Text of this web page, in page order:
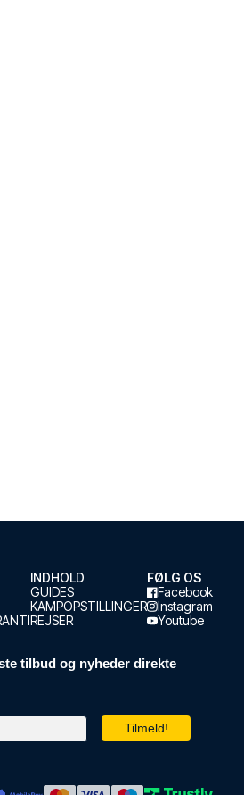
INDHOLD
GUIDES
KAMPOPSTILLINGER
REJSER
FØLG OS
Facebook
Instagram
Youtube
tilbud og nyheder direkte